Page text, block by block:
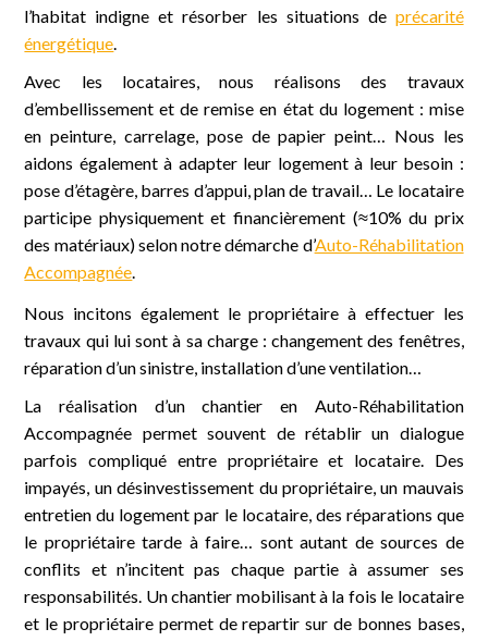
l’habitat indigne et résorber les situations de précarité
énergétique.
Avec les locataires, nous réalisons des travaux
d’embellissement et de remise en état du logement : mise
en peinture, carrelage, pose de papier peint… Nous les
aidons également à adapter leur logement à leur besoin :
pose d’étagère, barres d’appui, plan de travail… Le locataire
participe physiquement et financièrement (≈10% du prix
des matériaux) selon notre démarche d’Auto-Réhabilitation
Accompagnée.
Nous incitons également le propriétaire à effectuer les
travaux qui lui sont à sa charge : changement des fenêtres,
réparation d’un sinistre, installation d’une ventilation…
La réalisation d’un chantier en Auto-Réhabilitation
Accompagnée permet souvent de rétablir un dialogue
parfois compliqué entre propriétaire et locataire. Des
impayés, un désinvestissement du propriétaire, un mauvais
entretien du logement par le locataire, des réparations que
le propriétaire tarde à faire… sont autant de sources de
conflits et n’incitent pas chaque partie à assumer ses
responsabilités. Un chantier mobilisant à la fois le locataire
et le propriétaire permet de repartir sur de bonnes bases,